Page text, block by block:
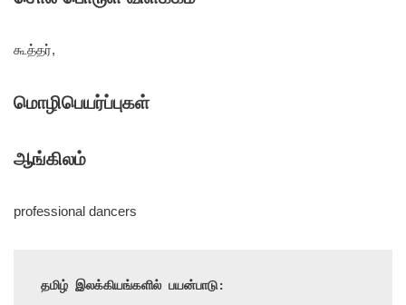
கூத்தர்,
மொழிபெயர்ப்புகள்
ஆங்கிலம்
professional dancers
தமிழ் இலக்கியங்களில் பயன்பாடு: